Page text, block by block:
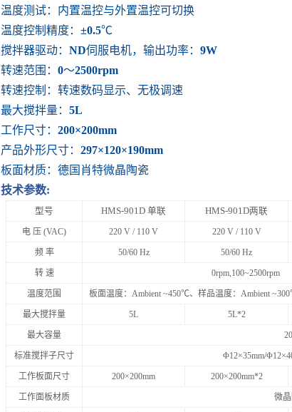
温度测试：内置温控与外置温控可切换
温度控制精度： ±0.5℃
搅拌器驱动： ND伺服电机，输出功率： 9W
转速范围： 0～2500rpm
转速控制： 转速数码显示、 无极调速
最大搅拌量： 5L
工作尺寸： 200×200mm
产品外形尺寸： 297×120×190mm
板面材质：德国肖特微晶陶瓷
技术参数:
型号 HMS-901D 单联 HMS-901D两联
电 压 (VAC) 220 V / 110 V 220 V / 110 V
频 率 50/60 Hz 50/60 Hz
转 速 0rpm,100~2500rpm
温度范围 板面温度：Ambient ~450℃、样品温度：Ambient
最大搅拌量 5L 5L*2
最大容量
标准搅拌子尺寸 Φ12×35mm/
工作板面尺寸 200×200mm 200×200mm*2
工作面板材质 微